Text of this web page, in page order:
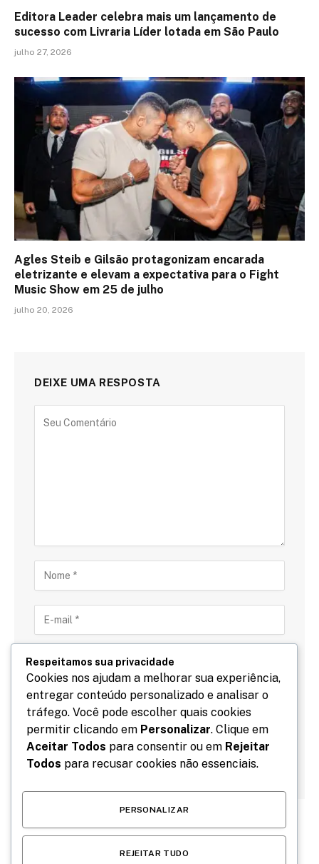
Editora Leader celebra mais um lançamento de
sucesso com Livraria Líder lotada em São Paulo
julho 27, 2026
Agles Steib e Gilsão protagonizam encarada
eletrizante e elevam a expectativa para o Fight
Music Show em 25 de julho
julho 20, 2026
DEIXE UMA RESPOSTA
Salve meu nome, email e site neste navegador para
a próxima vez que eu comentar.
Respeitamos sua privacidade
Cookies nos ajudam a melhorar sua experiência,
entregar conteúdo personalizado e analisar o
tráfego. Você pode escolher quais cookies
permitir clicando em Personalizar. Clique em
Aceitar Todos para consentir ou em Rejeitar
Todos para recusar cookies não essenciais.
PERSONALIZAR
REJEITAR TUDO